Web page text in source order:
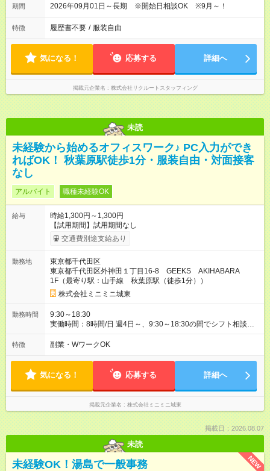
期間 2026年09月01日～長期 ※開始日相談OK ※9月～！
特徴 履歴書不要 / 服装自由
気になる！ 応募する 詳細へ
掲載元企業名 株式会社リクルートスタッフィング
未読
未経験から始めるオフィスワーク♪ PC入力ができ
ればOK！ 秋葉原駅徒歩1分・服装自由・対面接客
なし
アルバイト 職種未経験OK
給与
時給1,300円～1,300円
【試用期間】試用期間なし
交通費別途支給あり
勤務地
東京都千代田区
東京都千代田区外神田１丁目16-8 GEEKS AKIHABARA
1F（最寄り駅：山手線 秋葉原駅（徒歩1分））
株式会社ミニミニ城東
勤務時間
9:30～18:30
実働時間：8時間/日 週4日～、9:30～18:30の間でシフト相談
OK！ あなたのライフスタイルに合わせて、無理のない勤務時間
を一緒に決めましょう。 ガッツリ働きたい方も、時間を調整し
て働きたい方にオススメ。
特徴 副業・WワークOK
気になる！ 応募する 詳細へ
掲載元企業名 株式会社ミニミニ城東
掲載日：2026.08.07
未読
NEW
未経験OK！湯島で一般事務